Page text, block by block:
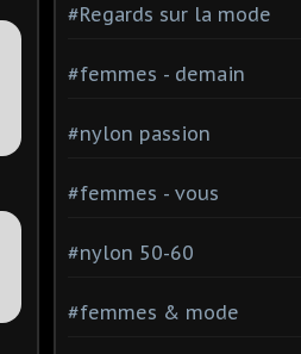
#Regards sur la mode
#femmes - demain
#nylon passion
#femmes - vous
#nylon 50-60
#femmes & mode